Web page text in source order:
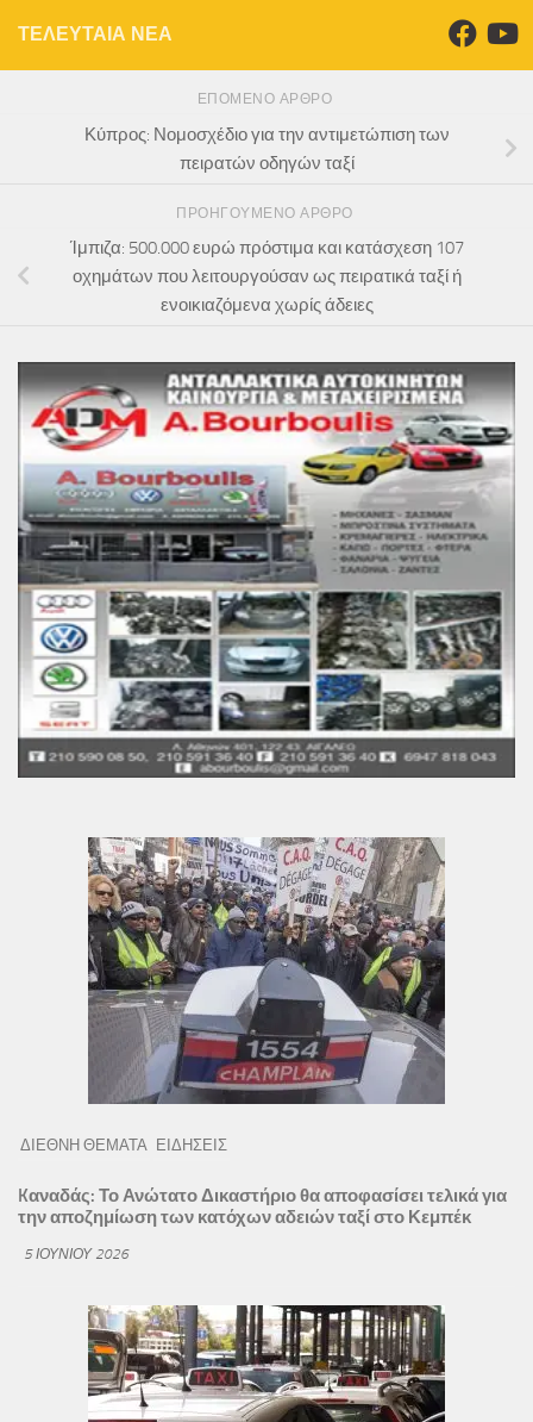
ΤΕΛΕΥΤΑΙΑ ΝΕΑ
ΕΠΌΜΕΝΟ ΆΡΘΡΟ
Κύπρος: Νομοσχέδιο για την αντιμετώπιση των
πειρατών οδηγών ταξί
ΠΡΟΗΓΟΎΜΕΝΟ ΆΡΘΡΟ
Ίμπιζα: 500.000 ευρώ πρόστιμα και κατάσχεση 107
οχημάτων που λειτουργούσαν ως πειρατικά ταξί ή
ενοικιαζόμενα χωρίς άδειες
ΔΙΕΘΝΗ ΘΕΜΑΤΑ ΕΙΔΗΣΕΙΣ
Kαναδάς: Το Ανώτατο Δικαστήριο θα αποφασίσει τελικά για
την αποζημίωση των κατόχων αδειών ταξί στο Κεμπέκ
5 ΙΟΥΝΊΟΥ 2026